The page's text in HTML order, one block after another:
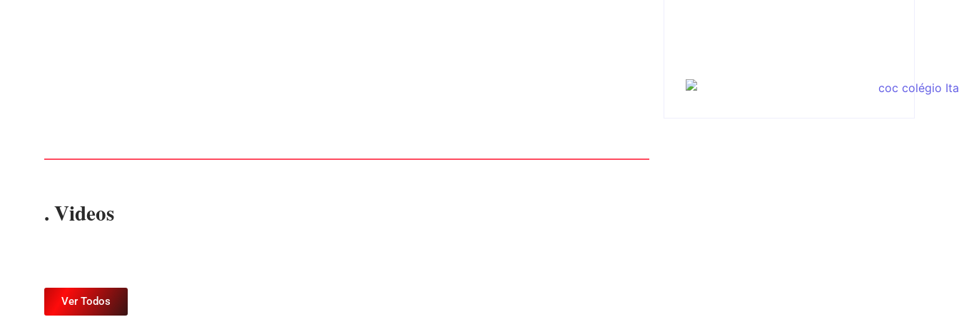
. Videos
Ver Todos